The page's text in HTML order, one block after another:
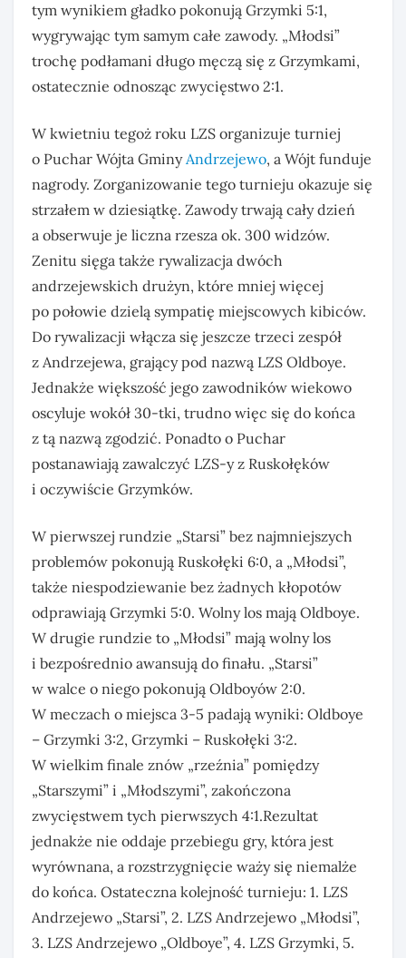
tym wynikiem gładko pokonują Grzymki 5:1,
wygrywając tym samym całe zawody. „Młodsi”
trochę podłamani długo męczą się z Grzymkami,
ostatecznie odnosząc zwycięstwo 2:1.
W kwietniu tegoż roku LZS organizuje turniej
o Puchar Wójta GminyAndrzejewo, a Wójt funduje
nagrody. Zorganizowanie tego turnieju okazuje się
strzałem w dziesiątkę. Zawody trwają cały dzień
a obserwuje je liczna rzesza ok. 300 widzów.
Zenitu sięga także rywalizacja dwóch
andrzejewskich drużyn, które mniej więcej
po połowie dzielą sympatię miejscowych kibiców.
Do rywalizacji włącza się jeszcze trzeci zespół
z Andrzejewa, grający pod nazwą LZS Oldboye.
Jednakże większość jego zawodników wiekowo
oscyluje wokół 30-tki, trudno więc się do końca
z tą nazwą zgodzić. Ponadto o Puchar
postanawiają zawalczyć LZS-y z Ruskołęków
i oczywiście Grzymków.
W pierwszej rundzie „Starsi” bez najmniejszych
problemów pokonują Ruskołęki 6:0, a „Młodsi”,
także niespodziewanie bez żadnych kłopotów
odprawiają Grzymki 5:0. Wolny los mają Oldboye.
W drugie rundzie to „Młodsi” mają wolny los
i bezpośrednio awansują do finału. „Starsi”
w walce o niego pokonują Oldboyów 2:0.
W meczach o miejsca 3-5 padają wyniki: Oldboye
– Grzymki 3:2, Grzymki – Ruskołęki 3:2.
W wielkim finale znów „rzeźnia” pomiędzy
„Starszymi” i „Młodszymi”, zakończona
zwycięstwem tych pierwszych 4:1.Rezultat
jednakże nie oddaje przebiegu gry, która jest
wyrównana, a rozstrzygnięcie waży się niemalże
do końca. Ostateczna kolejność turnieju: 1. LZS
Andrzejewo „Starsi”, 2. LZS Andrzejewo „Młodsi”,
3. LZS Andrzejewo „Oldboye”, 4. LZS Grzymki, 5.